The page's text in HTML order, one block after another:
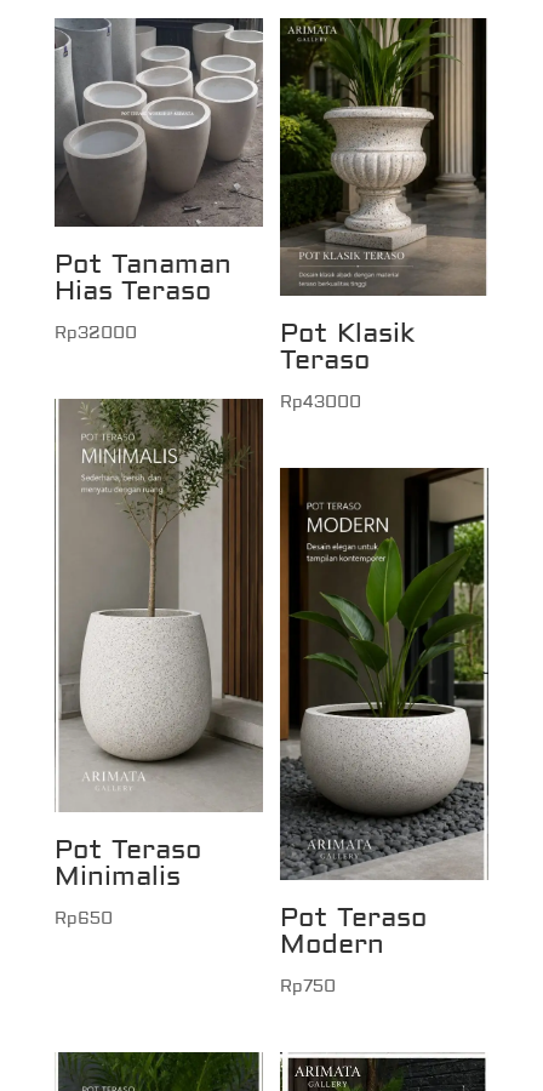
Pot Tanaman
Hias Teraso
Rp32000 Pot Klasik
Teraso
Rp43000
Pot Teraso
Minimalis
Rp650 Pot Teraso
Modern
Rp750